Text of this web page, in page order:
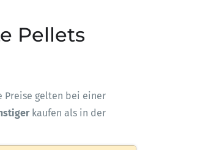
Pellets
Preise gelten bei einer
kaufen als in der